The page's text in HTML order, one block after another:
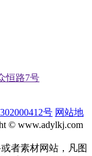
恒路7号
号 网站地
© www.adylkj.com
者素材网站，凡图